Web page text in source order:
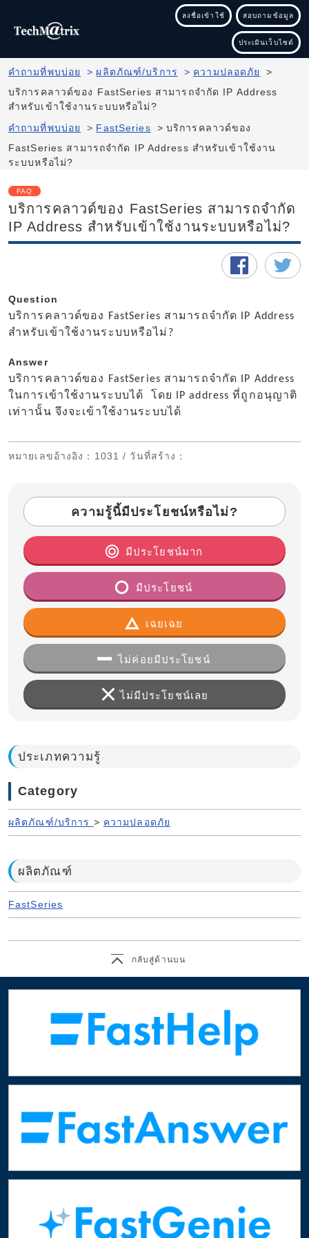
ลงชื่อเข้าใช้ สอบถามข้อมูล
ประเมินเว็บไซต์
คำถามที่พบบ่อย > ผลิตภัณฑ์/บริการ > ความปลอดภัย
>
บริการคลาวด์ของ FastSeries สามารถจำกัด IP Address
สำหรับเข้าใช้งานระบบหรือไม่?
คำถามที่พบบ่อย
> FastSeries > บริการคลาวด์ของ
FastSeries สามารถจำกัด IP Address สำหรับเข้าใช้งาน
ระบบหรือไม่?
FAQ
บริการคลาวด์ของ FastSeries สามารถจำกัด
IP Address สำหรับเข้าใช้งานระบบหรือไม่?
Question
บริการคลาวด์ของ FastSeries สามารถจำกัด IP Address
สำหรับเข้าใช้งานระบบหรือไม่?
Answer
บริการคลาวด์ของ FastSeries สามารถจำกัด IP Address
ในการเข้าใช้งานระบบได้ โดย IP address ที่ถูกอนุญาติ
เท่าานั้น จึงจะเข้าใช้งานระบบได้
หมายเลขอ้างอิง ：1031 / วันที่สร้าง ：
ความรู้นี้มีประโยชน์หรือไม่?
มีประโยชน์มาก
มีประโยชน์
เฉยเฉย
ไม่ค่อยมีประโยชน์
ไม่มีประโยชน์เลย
ประเภทความรู้
Category
ผลิตภัณฑ์/บริการ > ความปลอดภัย
ผลิตภัณฑ์
FastSeries
กลับสู่ด้านบน